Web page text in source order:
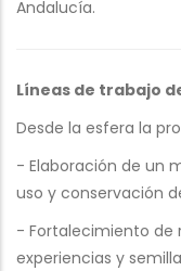
Andalucía.
Líneas de trabajo
Desde la esfera la
- Elaboración de un
uso y conservación
- Fortalecimiento de
experiencias y